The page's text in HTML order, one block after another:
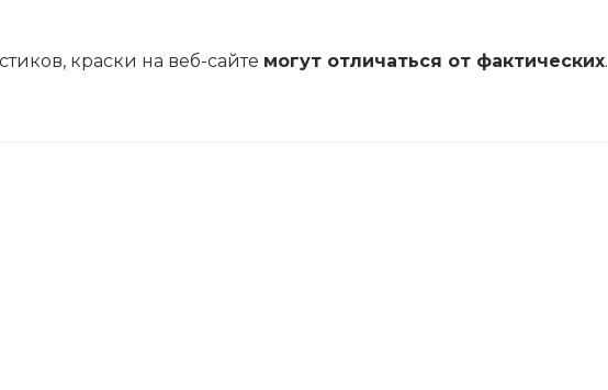
краски на веб-сайте могут отличаться от фактических.